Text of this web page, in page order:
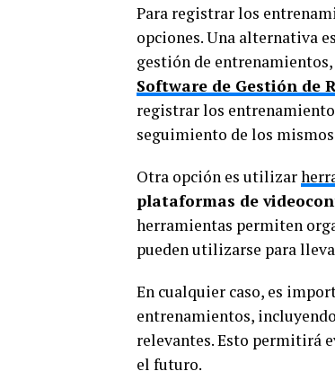
Para registrar los
opciones. Una alternativa
gestión de
Software de Gestión de
registrar los
seguimiento de los
Otra opción es utilizar
plataformas de
herramientas permiten
pueden utilizarse para
En cualquier caso, es
entrenamientos,
relevantes. Esto permitirá
el futuro.